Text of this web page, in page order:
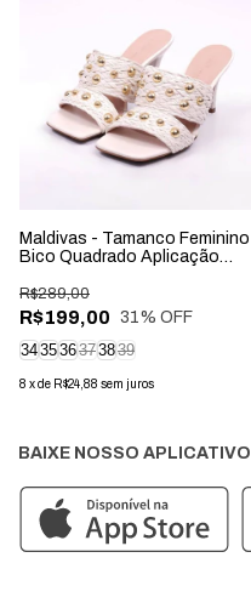
Maldivas - Tamanco Feminino
Bico Quadrado Aplicação
R$199,00
R$289,00
31 % OFF
343536373839
8 xde R$24,88 sem juros
BAIXE NOSSO APLICATIVO